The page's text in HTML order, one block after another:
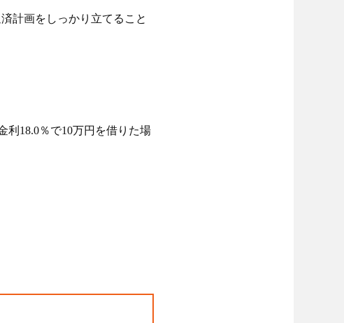
計画をしっかり立てること
利18.0％で10万円を借りた場